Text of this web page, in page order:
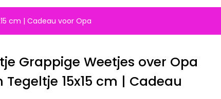
cm | Cadeau voor Opa
Grappige Weetjes over Opa
15x15 cm | Cadeau